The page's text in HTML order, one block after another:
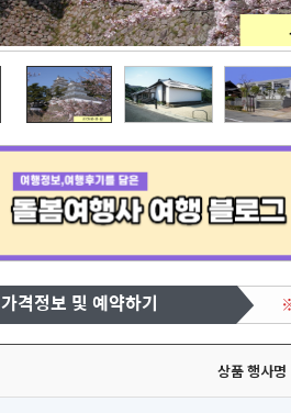
가격정보 및 예약하기
상품 행사명